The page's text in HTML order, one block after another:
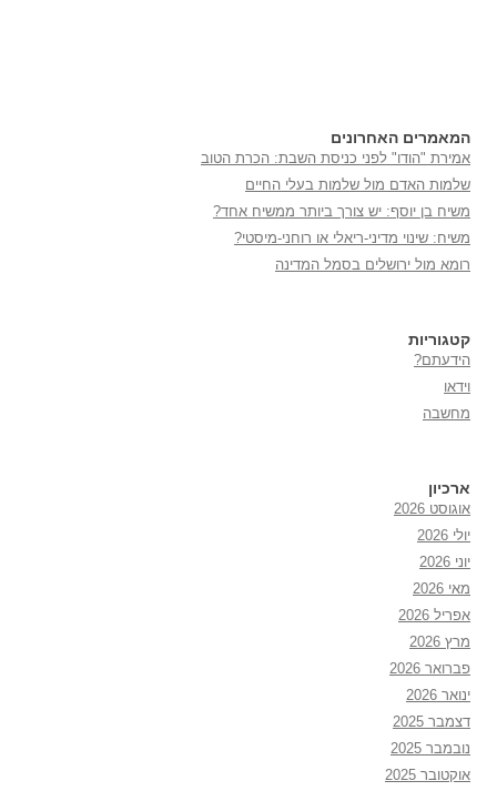
המאמרים האחרונים
אמירת "הודו" לפני כניסת השבת: הכרת הטוב
שלמות האדם מול שלמות בעלי החיים
משיח בן יוסף: יש צורך ביותר ממשיח אחד?
משיח: שינוי מדיני-ריאלי או רוחני-מיסטי?
רומא מול ירושלים בסמל המדינה
קטגוריות
הידעתם?
וידאו
מחשבה
ארכיון
אוגוסט 2026
יולי 2026
יוני 2026
מאי 2026
אפריל 2026
מרץ 2026
פברואר 2026
ינואר 2026
דצמבר 2025
נובמבר 2025
אוקטובר 2025